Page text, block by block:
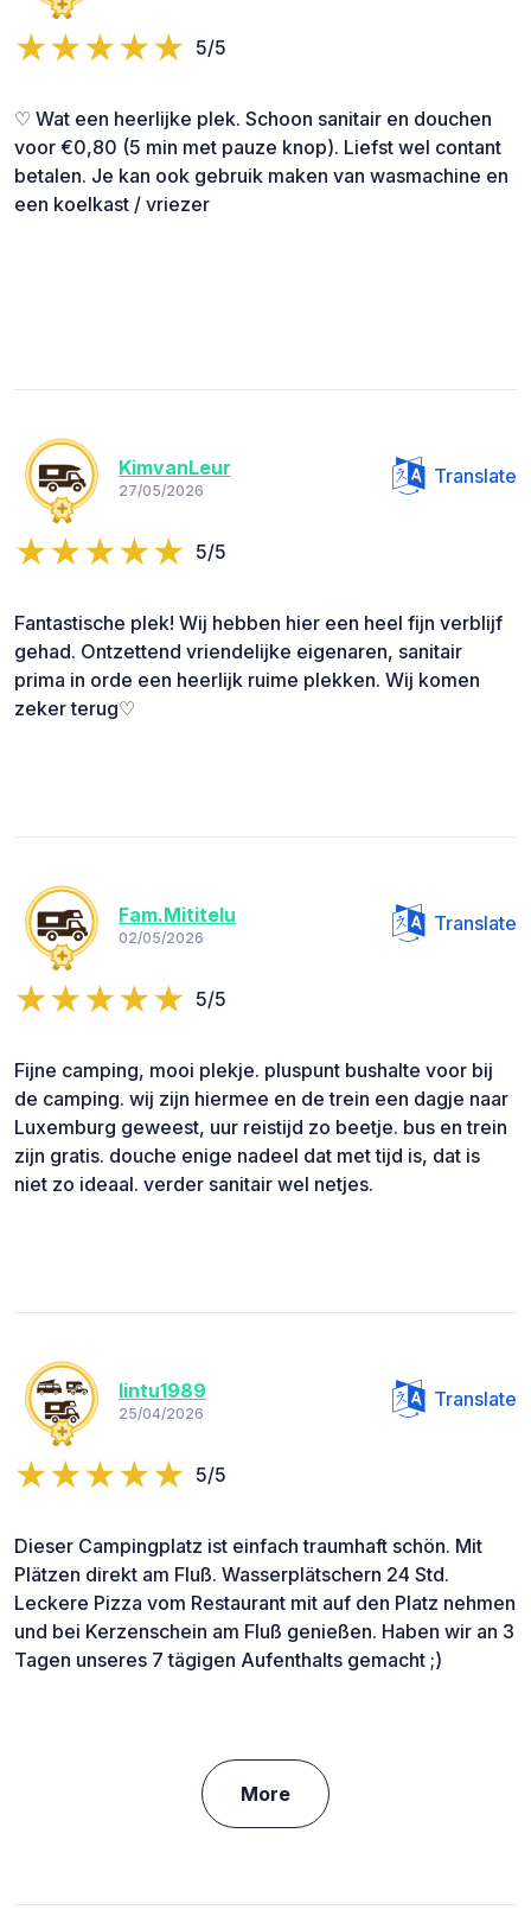
5/5
♡ Wat een heerlijke plek. Schoon sanitair en douchen
voor €0,80 (5 min met pauze knop). Liefst wel contant
betalen. Je kan ook gebruik maken van wasmachine en
een koelkast / vriezer
KimvanLeur
27/05/2026
Translate
5/5
Fantastische plek! Wij hebben hier een heel fijn verblijf
gehad. Ontzettend vriendelijke eigenaren, sanitair
prima in orde een heerlijk ruime plekken. Wij komen
zeker terug♡
Fam.Mititelu
02/05/2026
Translate
5/5
Fijne camping, mooi plekje. pluspunt bushalte voor bij
de camping. wij zijn hiermee en de trein een dagje naar
Luxemburg geweest, uur reistijd zo beetje. bus en trein
zijn gratis. douche enige nadeel dat met tijd is, dat is
niet zo ideaal. verder sanitair wel netjes.
lintu1989
25/04/2026
Translate
5/5
Dieser Campingplatz ist einfach traumhaft schön. Mit
Plätzen direkt am Fluß. Wasserplätschern 24 Std.
Leckere Pizza vom Restaurant mit auf den Platz nehmen
und bei Kerzenschein am Fluß genießen. Haben wir an 3
Tagen unseres 7 tägigen Aufenthalts gemacht ;)
More